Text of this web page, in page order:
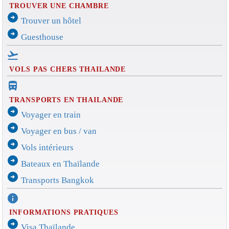
TROUVER UNE CHAMBRE
arrow_circle_right Trouver un hôtel
arrow_circle_right Guesthouse
flight_takeoff
VOLS PAS CHERS THAILANDE
directions_bus_filled
TRANSPORTS EN THAILANDE
arrow_circle_right Voyager en train
arrow_circle_right Voyager en bus / van
arrow_circle_right Vols intérieurs
arrow_circle_right Bateaux en Thaïlande
arrow_circle_right Transports Bangkok
info
INFORMATIONS PRATIQUES
arrow_circle_right